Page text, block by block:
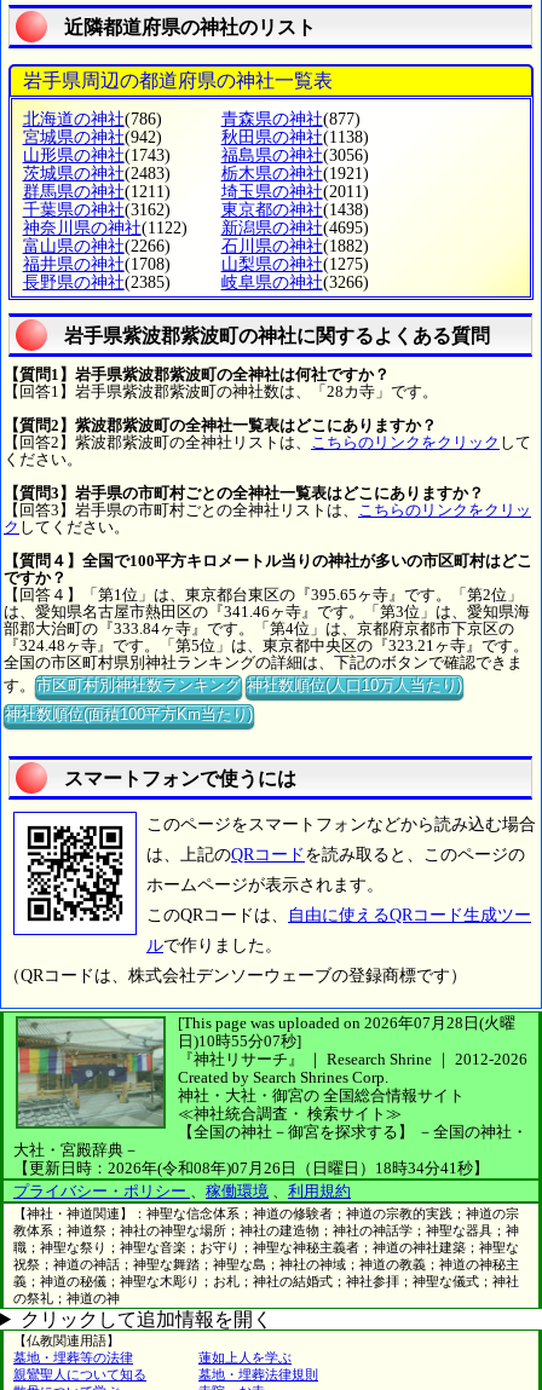
近隣都道府県の神社のリスト
岩手県周辺の都道府県の神社一覧表
北海道の神社(786) 青森県の神社(877)
宮城県の神社(942) 秋田県の神社(1138)
山形県の神社(1743) 福島県の神社(3056)
茨城県の神社(2483) 栃木県の神社(1921)
群馬県の神社(1211) 埼玉県の神社(2011)
千葉県の神社(3162) 東京都の神社(1438)
神奈川県の神社(1122) 新潟県の神社(4695)
富山県の神社(2266) 石川県の神社(1882)
福井県の神社(1708) 山梨県の神社(1275)
長野県の神社(2385) 岐阜県の神社(3266)
岩手県紫波郡紫波町の神社に関するよくある質問
【質問1】岩手県紫波郡紫波町の全神社は何社ですか？
【回答1】岩手県紫波郡紫波町の神社数は、「28カ寺」です。
【質問2】紫波郡紫波町の全神社一覧表はどこにありますか？
【回答2】紫波郡紫波町の全神社リストは、
こちらのリンクをクリック して
ください。
【質問3】岩手県の市町村ごとの全神社一覧表はどこにありますか？
【回答3】岩手県の市町村ごとの全神社リストは、
こちらのリンクをクリッ
ク してください。
【質問４】全国で100平方キロメートル当りの神社が多いの市区町村はどこ
ですか？
【回答４】「第1位」は、東京都台東区の『395.65ヶ寺』です。「第2位」
は、愛知県名古屋市熱田区の『341.46ヶ寺』です。「第3位」は、愛知県海
部郡大治町の『333.84ヶ寺』です。「第4位」は、京都府京都市下京区の
『324.48ヶ寺』です。「第5位」は、東京都中央区の『323.21ヶ寺』です。
全国の市区町村県別神社ランキングの詳細は、下記のボタンで確認できま
す。市区町村別神社数ランキング 神社数順位(人口10万人当たり)
神社数順位(面積100平方Km当たり)
スマートフォンで使うには
このページをスマートフォンなどから読み込む場合
は、上記のQRコード を読み取ると、このページの
ホームページが表示されます。
このQRコードは、
自由に使えるQRコード生成ツー
ルで作りました。
（QRコードは、株式会社デンソーウェーブの登録商標です）
[This page was uploaded on 2026年07月28日(火曜
日)10時55分07秒]
『神社リサーチ』 ｜ Research Shrine ｜ 2012-2026
Created by Search Shrines Corp.
神社・大社・御宮の 全国総合情報サイト
≪神社統合調査・ 検索サイト≫
【全国の神社－御宮を探求する】
－全国の神社・
大社・宮殿辞典－
【更新日時：2026年(令和08年)07月26日（日曜日）18時34分41秒】
プライバシー・ポリシー
稼働環境 利用規約
【神社・神道関連】：神聖な信念体系；神道の修験者；神道の宗教的実践；神道の宗
教体系；神道祭；神社の神聖な場所；神社の建造物；神社の神話学；神聖な器具；神
職；神聖な祭り；神聖な音楽；お守り；神聖な神秘主義者；神道の神社建築；神聖な
祝祭；神道の神話；神聖な舞踏；神聖な島；神社の神域；神道の教義；神道の神秘主
義；神道の秘儀；神聖な木彫り；お札；神社の結婚式；神社参拝；神聖な儀式；神社
の祭礼；神道の神
クリックして追加情報を開く
【仏教関連用語】
墓地・埋葬等の法律
蓮如上人を学ぶ
親鸞聖人について知る
墓地・埋葬法律規則